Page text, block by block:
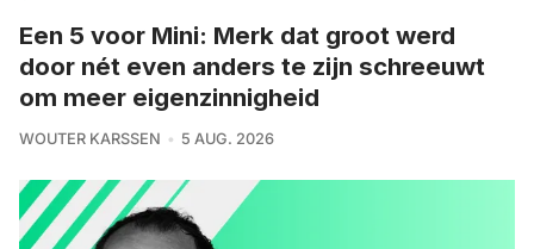
Een 5 voor Mini: Merk dat groot werd
door nét even anders te zijn schreeuwt
om meer eigenzinnigheid
WOUTER KARSSEN 5 AUG. 2026